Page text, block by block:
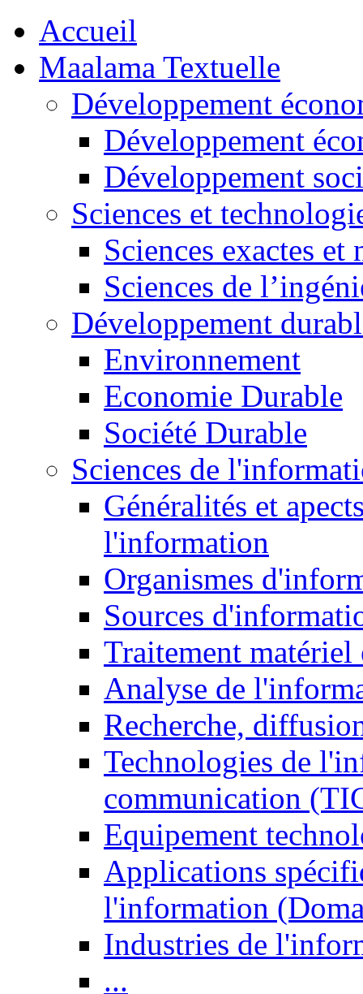
Accueil
Maalama Textuelle
Développement
Développement
Développement
Sciences et
Sciences exactes et
Sciences de
Développement
Environnement
Economie Durable
Société Durable
Sciences de
Généralités et
l'information
Organismes
Sources
Traitement matériel
Analyse de
Recherche,
Technologies de
communication
Equipement
Applications
l'information
Industries de
...